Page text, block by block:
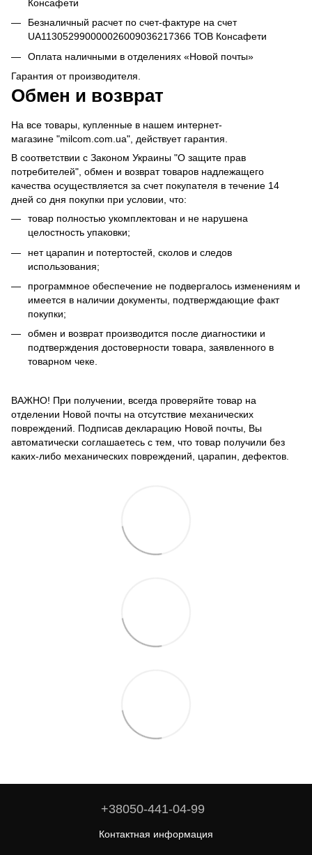
Консафети
Безналичный расчет по счет-фактуре на счет
UA113052990000026009036217366 ТОВ Консафети
Оплата наличными в отделениях «Новой почты»
Гарантия от производителя.
Обмен и возврат
На все товары, купленные в нашем интернет-
магазине "milcom.com.ua", действует гарантия.
В соответствии с Законом Украины "О защите прав
потребителей", обмен и возврат товаров надлежащего
качества осуществляется за счет покупателя в течение 14
дней со дня покупки при условии, что:
товар полностью укомплектован и не нарушена
целостность упаковки;
нет царапин и потертостей, сколов и следов
использования;
программное обеспечение не подвергалось изменениям и
имеется в наличии документы, подтверждающие факт
покупки;
обмен и возврат производится после диагностики и
подтверждения достоверности товара, заявленного в
товарном чеке.
ВАЖНО! При получении, всегда проверяйте товар на
отделении Новой почты на отсутствие механических
повреждений. Подписав декларацию Новой почты, Вы
автоматически соглашаетесь с тем, что товар получили без
каких-либо механических повреждений, царапин, дефектов.
+38050-441-04-99
Контактная информация